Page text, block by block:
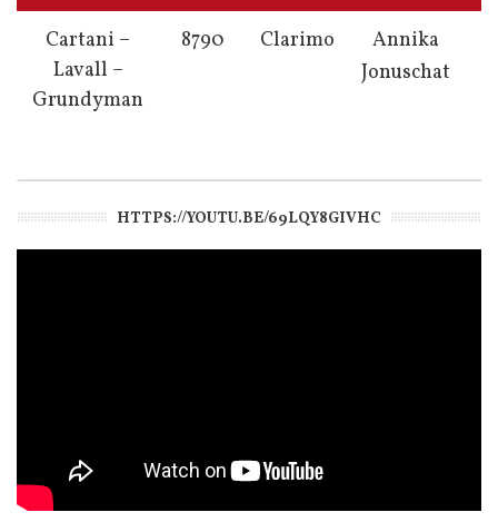
Cartani –
Lavall –
Grundyman
8790 Clarimo
Annika
Jonuschat
HTTPS://YOUTU.BE/69LQY8GIVHC